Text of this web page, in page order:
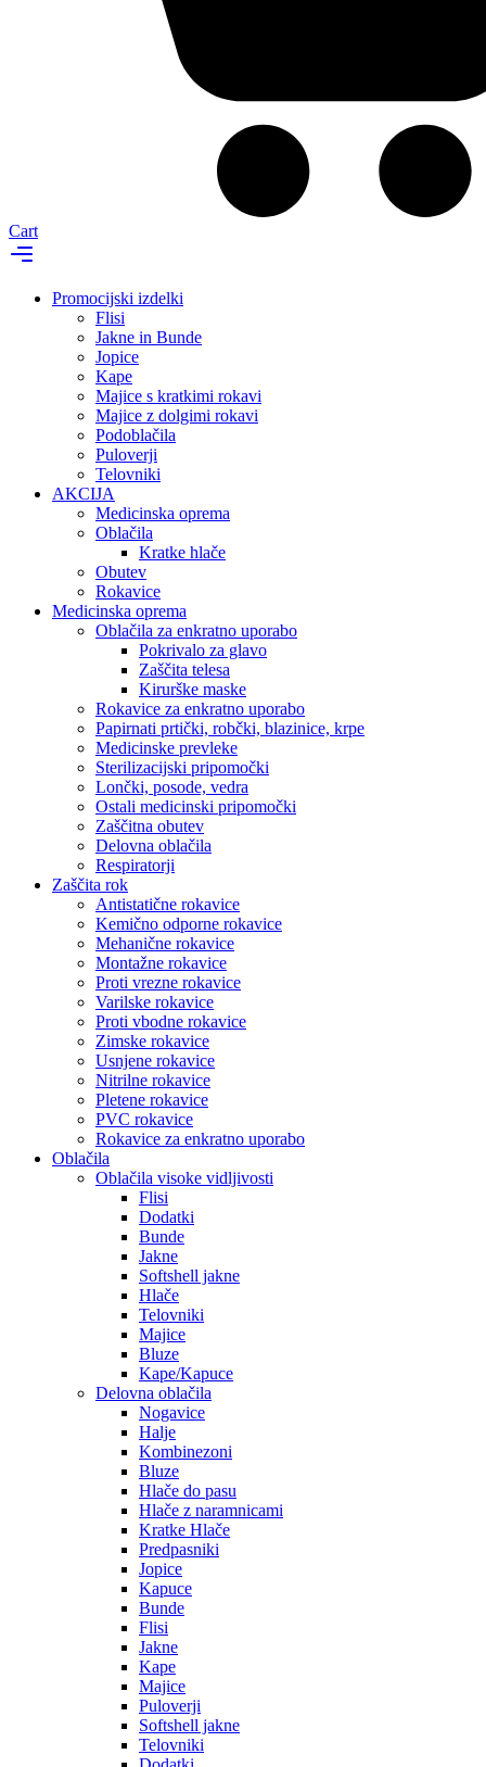
Cart
Promocijski izdelki
Flisi
Jakne in Bunde
Jopice
Kape
Majice s kratkimi rokavi
Majice z dolgimi rokavi
Podoblačila
Puloverji
Telovniki
AKCIJA
Medicinska oprema
Oblačila
Kratke hlače
Obutev
Rokavice
Medicinska oprema
Oblačila za enkratno uporabo
Pokrivalo za glavo
Zaščita telesa
Kirurške maske
Rokavice za enkratno uporabo
Papirnati prtički, robčki, blazinice, krpe
Medicinske prevleke
Sterilizacijski pripomočki
Lončki, posode, vedra
Ostali medicinski pripomočki
Zaščitna obutev
Delovna oblačila
Respiratorji
Zaščita rok
Antistatične rokavice
Kemično odporne rokavice
Mehanične rokavice
Montažne rokavice
Proti vrezne rokavice
Varilske rokavice
Proti vbodne rokavice
Zimske rokavice
Usnjene rokavice
Nitrilne rokavice
Pletene rokavice
PVC rokavice
Rokavice za enkratno uporabo
Oblačila
Oblačila visoke vidljivosti
Flisi
Dodatki
Bunde
Jakne
Softshell jakne
Hlače
Telovniki
Majice
Bluze
Kape/Kapuce
Delovna oblačila
Nogavice
Halje
Kombinezoni
Bluze
Hlače do pasu
Hlače z naramnicami
Kratke Hlače
Predpasniki
Jopice
Kapuce
Bunde
Flisi
Jakne
Kape
Majice
Puloverji
Softshell jakne
Telovniki